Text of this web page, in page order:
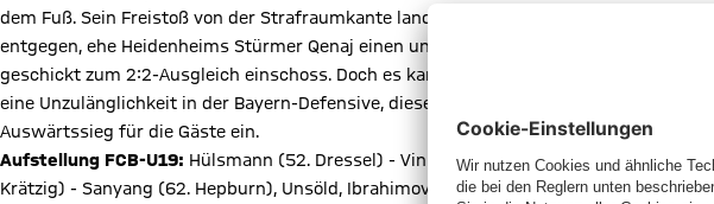
dem Fuß. Sein Freistoß von der Strafraumkante landete in der Mauer. In der Folge
entgegen, ehe Heidenheims Stürmer Qenaj einen ungenauen Querpass von Bayern-
geschickt zum 2:2-Ausgleich einschoss. Doch es kam noch bitterer für die
eine Unzulänglichkeit in der Bayern-Defensive, dieses Mal verlor Luca Denk den Ball
Auswärtssieg für die Gäste ein.
Aufstellung FCB-U19: Hülsmann (52. Dressel) - Vinlöf (88. Wenig), Denk, Morrison,
Krätzig) - Sanyang (62. Hepburn), Unsöld, Ibrahimović